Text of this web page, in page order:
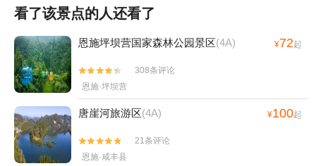
看了该景点的人还看了
恩施坪坝营国家森林公园景区(4A) ¥72起


308条评论
恩施·坪坝营
唐崖河旅游区(4A) ¥100起


21条评论
恩施·咸丰县